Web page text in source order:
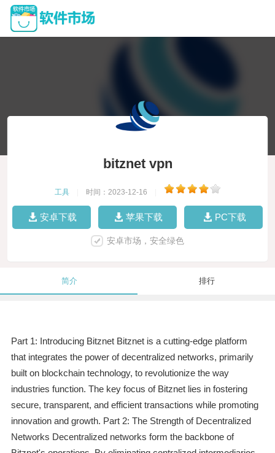
bitznet vpn
工具 时间：2023-12-16
安卓下载 苹果下载 PC下载
安卓市场，安全绿色
简介 排行
Part 1: Introducing Bitznet Bitznet is a cutting-edge platform
that integrates the power of decentralized networks, primarily
built on blockchain technology, to revolutionize the way
industries function. The key focus of Bitznet lies in fostering
secure, transparent, and efficient transactions while promoting
innovation and growth. Part 2: The Strength of Decentralized
Networks Decentralized networks form the backbone of